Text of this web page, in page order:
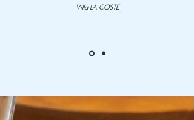
Villa LA COSTE